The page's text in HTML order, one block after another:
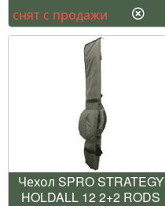
снят с продажи
Чехол SPRO STRATEGY
HOLDALL 12 2+2 RODS